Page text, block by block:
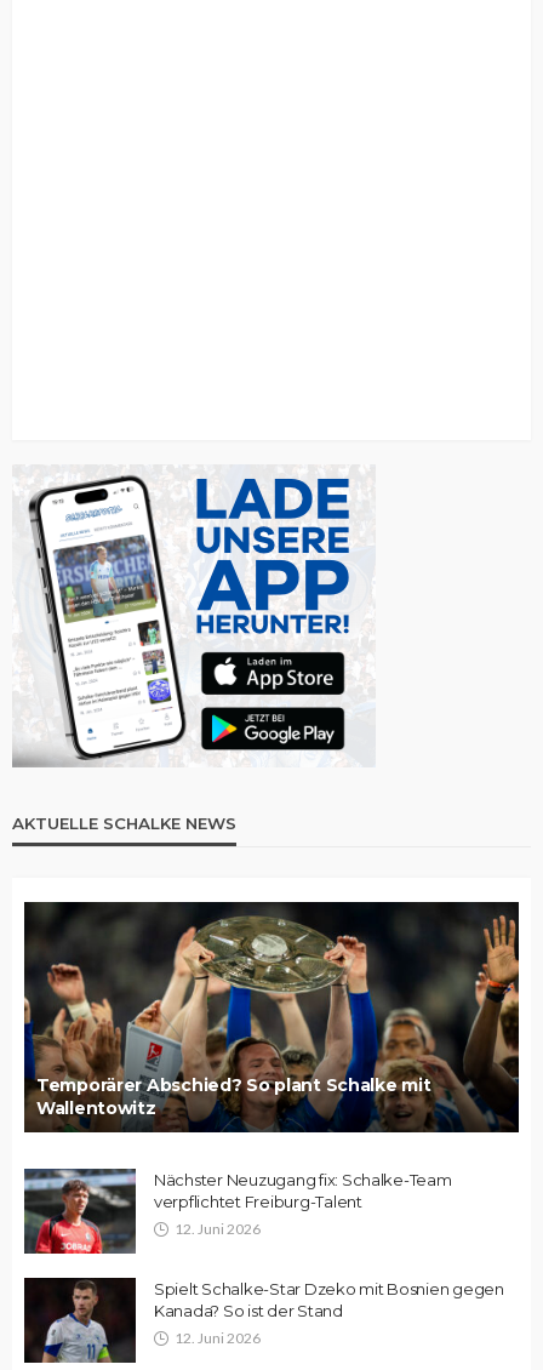
AKTUELLE SCHALKE NEWS
Temporärer Abschied? So plant Schalke mit
Wallentowitz
Nächster Neuzugang fix: Schalke-Team
verpflichtet Freiburg-Talent
12. Juni 2026
Spielt Schalke-Star Dzeko mit Bosnien gegen
Kanada? So ist der Stand
12. Juni 2026